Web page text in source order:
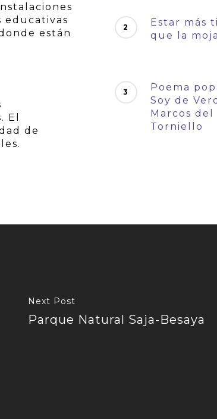
educativas
están
El
de
Estar más
que la
Poema
Soy de
Marcos del
Torniello
Next Post
Parque Natural Saja-Besaya